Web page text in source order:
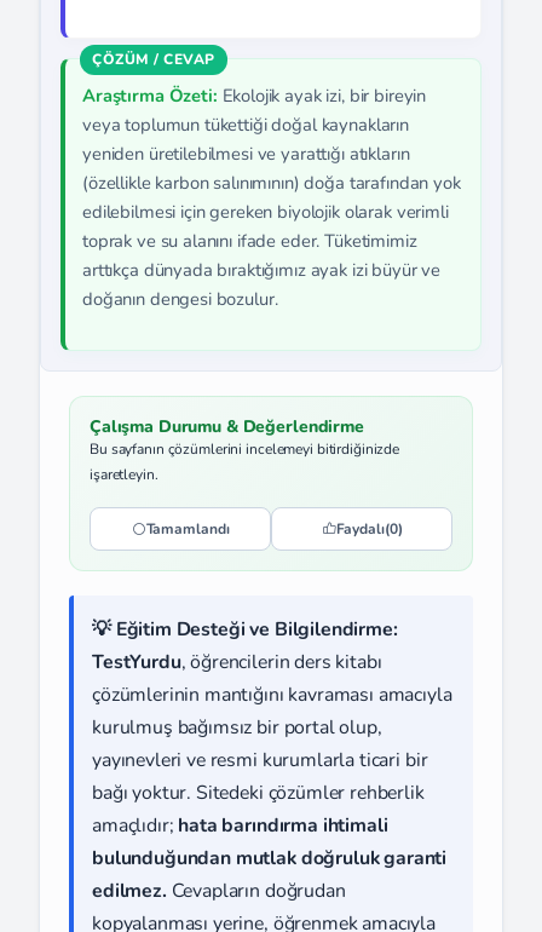
Araştırma Özeti: Ekolojik ayak izi, bir bireyin
veya toplumun tükettiği doğal kaynakların
yeniden üretilebilmesi ve yarattığı atıkların
(özellikle karbon salınımının) doğa tarafından yok
edilebilmesi için gereken biyolojik olarak verimli
toprak ve su alanını ifade eder. Tüketimimiz
arttıkça dünyada bıraktığımız ayak izi büyür ve
doğanın dengesi bozulur.
Çalışma Durumu & Değerlendirme
Bu sayfanın çözümlerini incelemeyi bitirdiğinizde
işaretleyin.
Tamamlandı Faydalı(0)
💡 Eğitim Desteği ve Bilgilendirme:
TestYurdu, öğrencilerin ders kitabı
çözümlerinin mantığını kavraması amacıyla
kurulmuş bağımsız bir portal olup,
yayınevleri ve resmi kurumlarla ticari bir
bağı yoktur. Sitedeki çözümler rehberlik
amaçlıdır; hata barındırma ihtimali
bulunduğundan mutlak doğruluk garanti
edilmez. Cevapların doğrudan
kopyalanması yerine, öğrenmek amacıyla